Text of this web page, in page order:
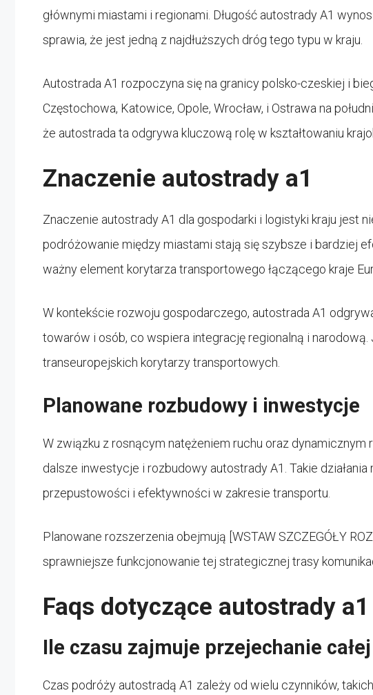
głównymi miastami i regionami. Długość autostrady A1
sprawia, że jest jedną z najdłuższych dróg tego typu w kraju.
Autostrada A1 rozpoczyna się na granicy polsko-czeskiej i
Częstochowa, Katowice, Opole, Wrocław, i Ostrawa na
że autostrada ta odgrywa kluczową rolę w kształtowaniu
Znaczenie autostrady a1
Znaczenie autostrady A1 dla gospodarki i logistyki kraju jest
podróżowanie między miastami stają się szybsze i bardziej
ważny element korytarza transportowego łączącego kraje
W kontekście rozwoju gospodarczego, autostrada A1
towarów i osób, co wspiera integrację regionalną i
transeuropejskich korytarzy transportowych.
Planowane rozbudowy i inwestycje
W związku z rosnącym natężeniem ruchu oraz
dalsze inwestycje i rozbudowy autostrady A1. Takie
przepustowości i efektywności w zakresie transportu.
Planowane rozszerzenia obejmują [WSTAW SZCZEGÓŁY
sprawniejsze funkcjonowanie tej strategicznej trasy
Faqs dotyczące autostrady a1
Ile czasu zajmuje przejechanie
Czas podróży autostradą A1 zależy od wielu czynników,